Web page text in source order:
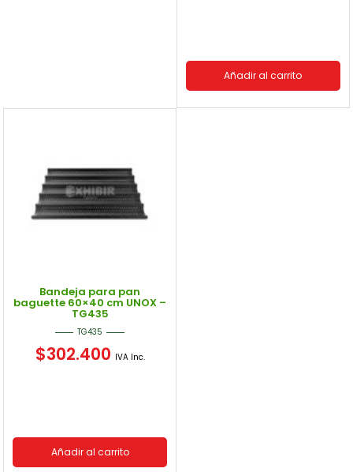
Añadir al carrito
Bandeja para pan
baguette 60×40 cm UNOX –
TG435
TG435
$302.400 IVA Inc.
Añadir al carrito